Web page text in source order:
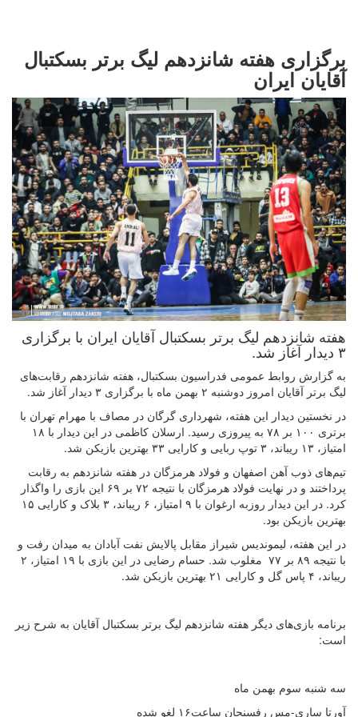
برگزاری هفته شانزدهم لیگ برتر بسکتبال
آقایان ایران
هفته شانزدهم لیگ برتر بسکتبال آقایان ایران با برگزاری
۳ دیدار آغاز شد.
به گزارش روابط عمومی فدراسیون بسکتبال، هفته شانزدهم رقابت‌های
لیگ برتر آقایان امروز دوشنبه ۲ بهمن ماه با برگزاری ۳ دیدار آغاز شد.
در نخستین دیدار این هفته، شهرداری گرگان در مصاف با مهرام تهران با
برتری ۱۰۰ بر ۷۸ به پیروزی رسید. ارسلان کاظمی در این دیدار با ۱۸
امتیاز، ۱۳ ریباند، ۳ توپ ربایی و کارایی ۳۳ بهترین بازیکن شد.
تیم‌های ذوب آهن اصفهان و فولاد هرمزگان در هفته شانزدهم به رقابت
پرداختند و در نهایت فولاد هرمزگان با نتیجه ۷۲ بر ۶۹ این بازی را واگذار
کرد. در این دیدار روزبه ارغوان با ۹ امتیاز، ۶ ریباند، ۳ بلاک و کارایی ۱۵
بهترین بازیکن بود.
در این هفته، لیموندیس شیراز مقابل پالایش نفت آبادان به میدان رفت و
با نتیجه ۸۹ بر ۷۷ مغلوب شد. حسام رضایی در این بازی با ۱۹ امتیاز، ۲
ریباند، ۴ پاس گل و کارایی ۲۱ بهترین بازیکن شد.
برنامه بازی‌های دیگر هفته شانزدهم لیگ برتر بسکتبال آقایان به شرح زیر
است:
سه شنبه سوم بهمن ماه
آورتا ساری-مس رفسنجان ساعت۱۶ لغو شده